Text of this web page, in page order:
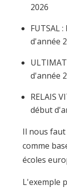
2026
FUTSAL
d'année
d'année
RELAIS
début
Il nous faut
comme
écoles
L'exemple